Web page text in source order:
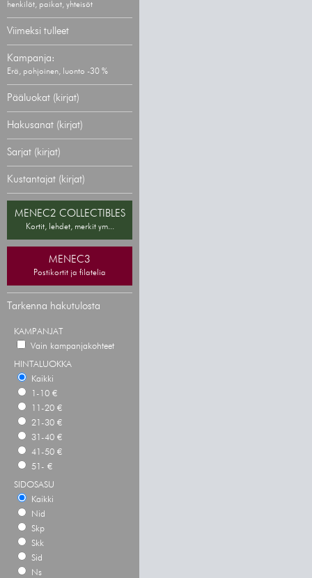
henkilöt, paikat, yhteisöt
Viimeksi tulleet
Kampanja:
Erä, pohjoinen, luonto -30 %
Pääluokat (kirjat)
Hakusanat (kirjat)
Sarjat (kirjat)
Kustantajat (kirjat)
MENEC2 COLLECTIBLES
Kortit, lehdet, merkit ym...
MENEC3
Postikortit ja filatelia
Tarkenna hakutulosta
KAMPANJAT
Vain kampanjakohteet
HINTALUOKKA
Kaikki
1-10 €
11-20 €
21-30 €
31-40 €
41-50 €
51- €
SIDOSASU
Kaikki
Nid
Skp
Skk
Sid
Ns